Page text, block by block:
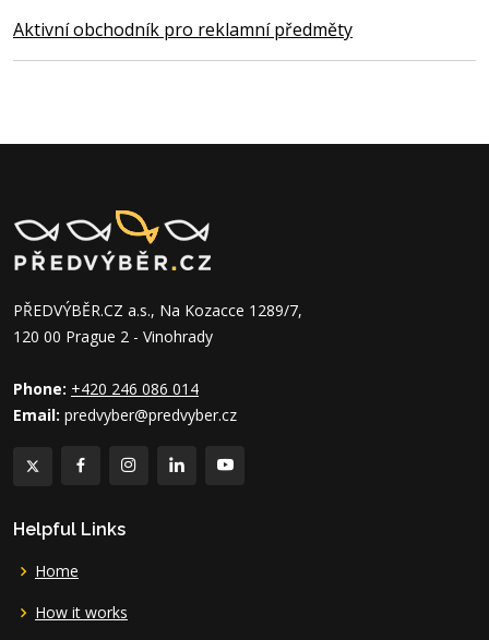
Aktivní obchodník pro reklamní předměty
PŘEDVÝBĚR.CZ a.s., Na Kozacce 1289/7,
120 00 Prague 2 - Vinohrady
Phone: +420 246 086 014
Email: predvyber@predvyber.cz
Helpful Links
Home
How it works